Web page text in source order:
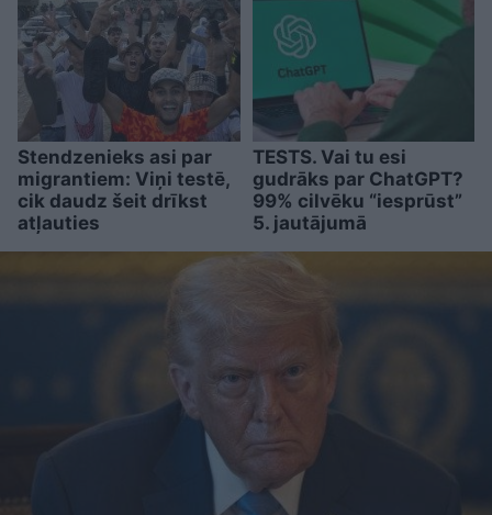
Stendzenieks asi par
migrantiem: Viņi testē,
cik daudz šeit drīkst
atļauties
TESTS. Vai tu esi
gudrāks par ChatGPT?
99% cilvēku “iesprūst”
5. jautājumā